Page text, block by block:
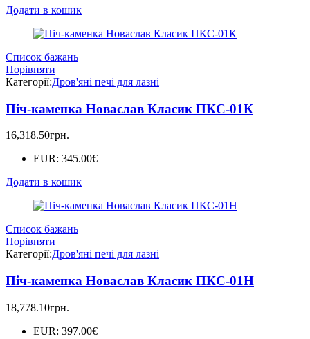
Додати в кошик
Список бажань
Порівняти
Категорії:Дров'яні печі для лазні
Піч-каменка Новаслав Класик ПКС-01К
16,318.50грн.
EUR: 345.00€
Додати в кошик
Список бажань
Порівняти
Категорії:Дров'яні печі для лазні
Піч-каменка Новаслав Класик ПКС-01Н
18,778.10грн.
EUR: 397.00€